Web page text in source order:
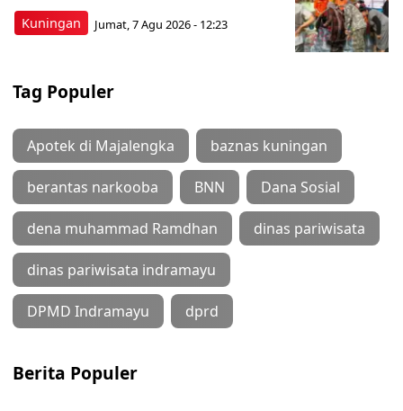
Kuningan Jumat, 7 Agu 2026 - 12:23
Tag Populer
Apotek di Majalengka baznas kuningan
berantas narkooba BNN Dana Sosial
dena muhammad Ramdhan dinas pariwisata
dinas pariwisata indramayu
DPMD Indramayu dprd
Berita Populer